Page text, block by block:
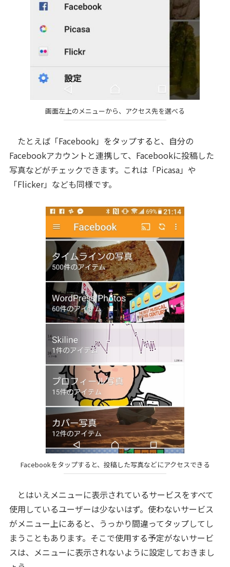
画面左上のメニューから、アクセス先を選べる
たとえば「Facebook」をタップすると、自分の
Facebookアカウントと連携して、Facebookに投稿した
写真などがチェックできます。これは「Picasa」や
「Flicker」なども同様です。
Facebookをタップすると、投稿した写真などにアクセスできる
とはいえメニューに表示されているサービスをすべて
使用しているユーザーは少ないはず。使わないサービス
がメニュー上にあると、うっかり間違ってタップしてし
まうこともあります。そこで使用する予定がないサービ
スは、メニューに表示されないように設定しておきまし